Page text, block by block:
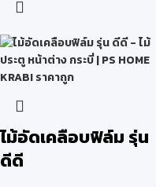
ไม้อัดเคลือบฟิล์ม รุ่น
ดีดี